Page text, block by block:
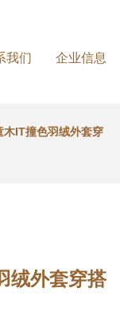
我们 企业信息
木IT撞色羽绒外套穿
绒外套穿搭